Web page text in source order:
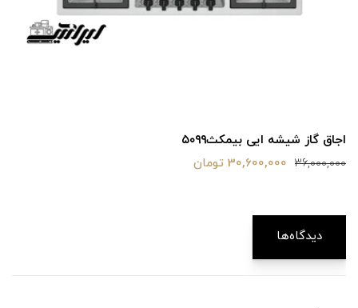
اجاق گاز شیشه ایی بیمکث۵۰۹۹
36,000,000 30,600,000 تومان
دیدگاه‌ها